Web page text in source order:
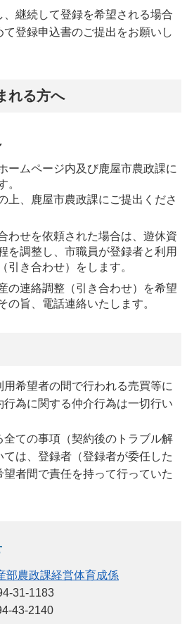
、継続して登録を希望される場合
て登録申込書のご提出をお願いし
れる方へ
ームページ内及び鹿屋市農政課に
。
上、鹿屋市農政課にご提出くださ
わせを依頼された場合は、遊休資
を調整し、市職員が登録者と利用
引き合わせ）をします。
の連絡調整（引き合わせ）を希望
の旨、電話連絡いたします。
希望者の間で行われる売買等に
行為に関する仲介行為は一切行い
全ての事項（契約後のトラブル解
は、登録者（登録者が委任した
者間で責任を持って行っていた
部農政課経営体育成係
31-1183
43-2140